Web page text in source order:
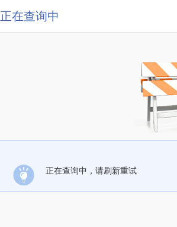
正在查询中
正在查询中，请刷新重试